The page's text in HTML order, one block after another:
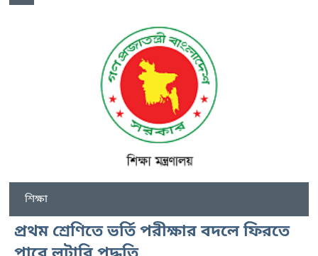
শিক্ষা
প্রথম শ্রেণিতে ভর্তি পরীক্ষার বদলে ফিরতে